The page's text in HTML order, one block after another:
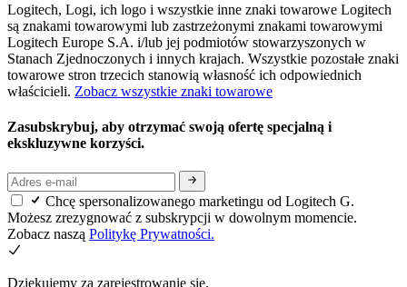
Logitech, Logi, ich logo i wszystkie inne znaki towarowe Logitech
są znakami towarowymi lub zastrzeżonymi znakami towarowymi
Logitech Europe S.A. i/lub jej podmiotów stowarzyszonych w
Stanach Zjednoczonych i innych krajach. Wszystkie pozostałe znaki
towarowe stron trzecich stanowią własność ich odpowiednich
właścicieli. Zobacz wszystkie znaki towarowe
Zasubskrybuj, aby otrzymać swoją ofertę specjalną i
ekskluzywne korzyści.
Chcę spersonalizowanego marketingu od Logitech G.
Możesz zrezygnować z subskrypcji w dowolnym momencie.
Zobacz naszą Politykę Prywatności.
Dziękujemy za zarejestrowanie się.